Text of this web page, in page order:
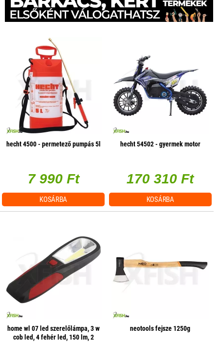
hecht 4500 - permetező pumpás 5l
7 990 Ft
KOSÁRBA
hecht 54502 - gyermek motor
170 310 Ft
KOSÁRBA
home wl 07 led szerelőlámpa, 3 w
cob led, 4 fehér led, 150 lm, 2
neotools fejsze 1250g